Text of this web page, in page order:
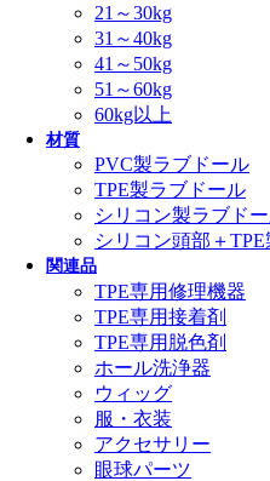
21～30kg
31～40kg
41～50kg
51～60kg
60kg以上
材質
PVC製ラブドール
TPE製ラブドール
シリコン製ラブド
シリコン頭部＋TPE
関連品
TPE専用修理機器
TPE専用接着剤
TPE専用脱色剤
ホール洗浄器
ウィッグ
服・衣装
アクセサリー
眼球パーツ